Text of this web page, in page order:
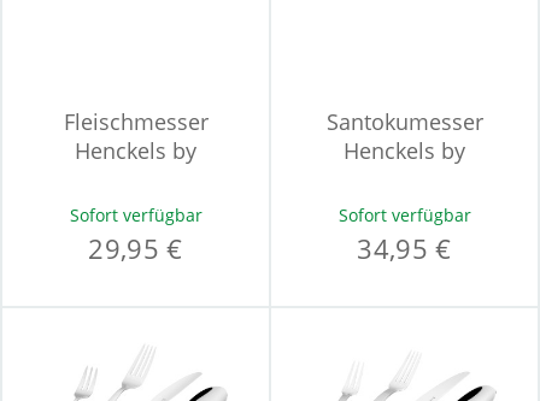
Fleischmesser
Henckels by
Sofort verfügbar
29,95 €
Santokumesser
Henckels by
Sofort verfügbar
34,95 €